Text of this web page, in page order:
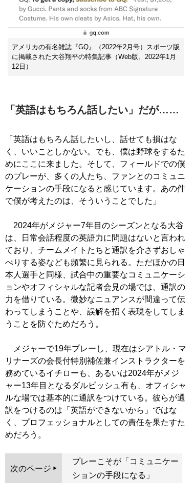
アメリカの有名雑誌『GQ』（2022年2月号）スポーツ版
に掲載された大谷翔平の特集記事（Web版、2022年1月
12日）
「英語はもちろん話したい」だが……
「英語はもちろん話したいし、話せても損はな
く、いいことしかない。でも、僕は野球をするた
めにここに来ました。そして、フィールドでの僕
のプレーが、多くの人たち、ファンとのコミュニ
ケーションの手段になると感じています。あの件
で僕が考えたのは、そういうことでした」
2024年がメジャー7年目のシーズンとなる大谷
は、日常会話程度の英語力に問題はないと言われ
ており、チームメイトたちと通訳を介さずおしゃ
べりする姿なども頻繁に見られる。ただほかの日
本人選手と同様、試合中の重要なコミュニケーシ
ョンやオフィシャルな記者会見の場では、通訳の
力を借りている。微妙なニュアンスが間違って伝
わってしまうことや、誤解を招く表現をしてしま
うことを防ぐためだろう。
メジャーで19年プレーし、現在はシアトル・マ
リナーズの会長付特別補佐兼インストラクターを
務めているイチローも、あるいは2024年がメジ
ャー13年目となるダルビッシュ有も、オフィシャ
ルな場では基本的に通訳をつけている。彼らが通
訳をつけるのは「英語ができないから」ではな
く、プロフェッショナルとしての責任を果たすた
めだろう。
次のページ
プレーこそが「コミュニケー
ションの手段になる」